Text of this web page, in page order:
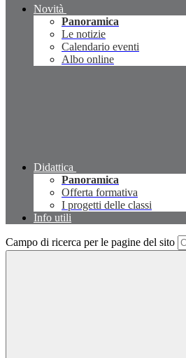
Novità
Panoramica
Le notizie
Calendario eventi
Albo online
Didattica
Panoramica
Offerta formativa
I progetti delle classi
Info utili
Campo di ricerca per le pagine del sito